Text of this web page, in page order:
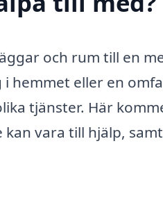
och rum till en
hemmet eller en
tjänster. Här
vara till hjälp,